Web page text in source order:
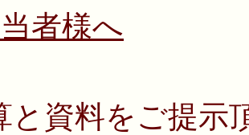
者様へ
と資料をご提示